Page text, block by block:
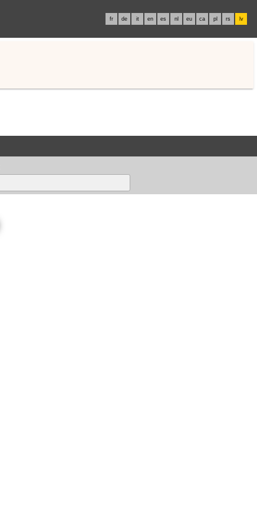
fr de it en es nl eu ca pl rs lv